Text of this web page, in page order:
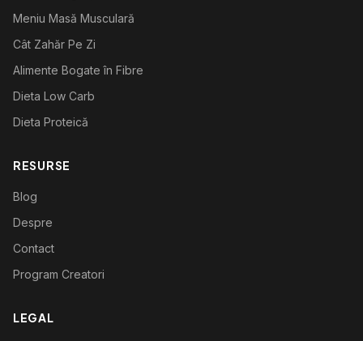
Meniu Masă Musculară
Cât Zahăr Pe Zi
Alimente Bogate în Fibre
Dieta Low Carb
Dieta Proteică
RESURSE
Blog
Despre
Contact
Program Creatori
LEGAL